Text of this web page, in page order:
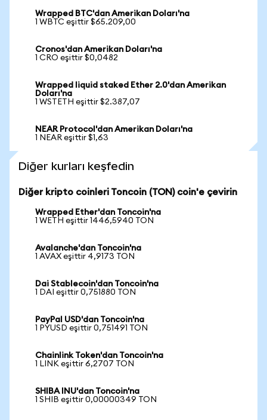
Wrapped BTC'dan Amerikan Doları'na
1 WBTC eşittir $65.209,00
Cronos'dan Amerikan Doları'na
1 CRO eşittir $0,0482
Wrapped liquid staked Ether 2.0'dan Amerikan
Doları'na
1 WSTETH eşittir $2.387,07
NEAR Protocol'dan Amerikan Doları'na
1 NEAR eşittir $1,63
Diğer kurları keşfedin
Diğer kripto coinleri Toncoin (TON) coin'e çevirin
Wrapped Ether'dan Toncoin'na
1 WETH eşittir 1446,5940 TON
Avalanche'dan Toncoin'na
1 AVAX eşittir 4,9173 TON
Dai Stablecoin'dan Toncoin'na
1 DAI eşittir 0,751880 TON
PayPal USD'dan Toncoin'na
1 PYUSD eşittir 0,751491 TON
Chainlink Token'dan Toncoin'na
1 LINK eşittir 6,2707 TON
SHIBA INU'dan Toncoin'na
1 SHIB eşittir 0,00000349 TON